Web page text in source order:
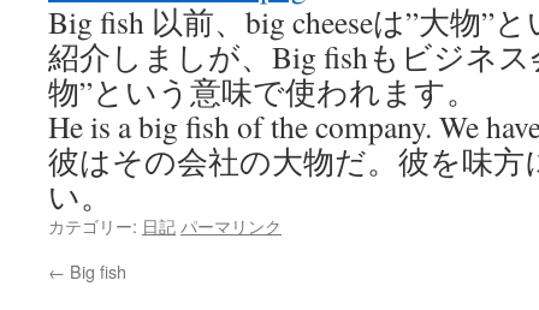
Big fish 以前、big cheeseは”大物”
紹介しましが、Big fishもビジネ
物”という意味で使われます。
He is a big fish of the company. We
彼はその会社の大物だ。彼を味
い。
カテゴリー: 日記 パーマリンク
← Big fish